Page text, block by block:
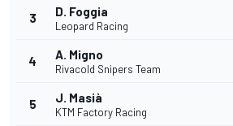
3 D. Foggia
Leopard Racing
4 A. Migno
Rivacold Snipers Team
5 J. Masià
KTM Factory Racing